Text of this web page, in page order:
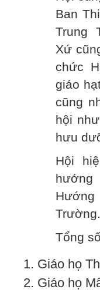
Ban
Trung
Xứ
chức
giáo
cũng
hội
hưu
Hội
Trường.
Tổng
1. Giáo họ
2. Giáo họ